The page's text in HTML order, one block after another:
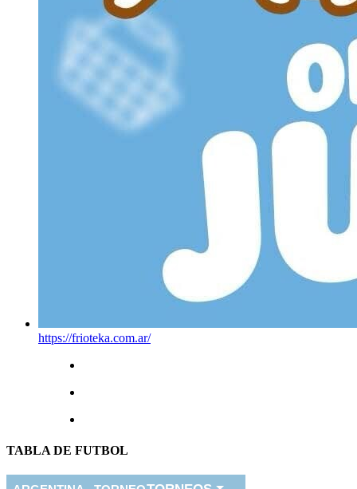
https://frioteka.com.ar/
TABLA DE FUTBOL